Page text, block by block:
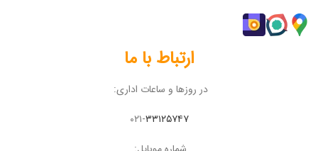
ارتباط با ما
در روزها و ساعات اداری:
۰۲۱-۳۳۱۲۵۷۴۷